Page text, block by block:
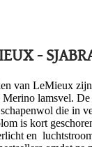
-
van LeMieux
lamsvel.
die in
is kort
en